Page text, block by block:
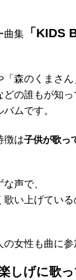
曲集
「KIDS
「森のくまさん
どの誰もが知
ムです。
徴は子供が歌っ
声で、
い上げている
女性も曲に参
しげに歌